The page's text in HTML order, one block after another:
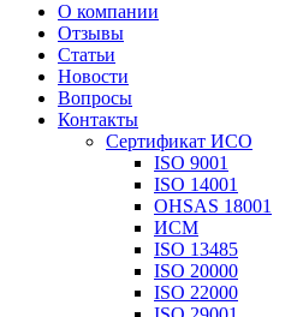
О компании
Отзывы
Статьи
Новости
Вопросы
Контакты
Сертификат ИСО
ISO 9001
ISO 14001
OHSAS 18001
ИСМ
ISO 13485
ISO 20000
ISO 22000